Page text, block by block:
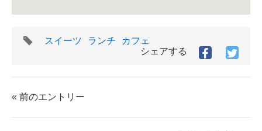
タ
スイーツ ランチ
カフェ
シェアする
Facebook
シ
す
シ
す
« 前のエントリー